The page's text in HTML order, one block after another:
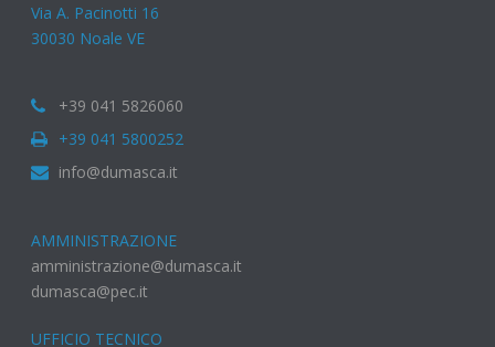
Via A. Pacinotti 16
30030 Noale VE
+39 041 5826060
+39 041 5800252
info@dumasca.it
AMMINISTRAZIONE
amministrazione@dumasca.it
dumasca@pec.it
UFFICIO TECNICO